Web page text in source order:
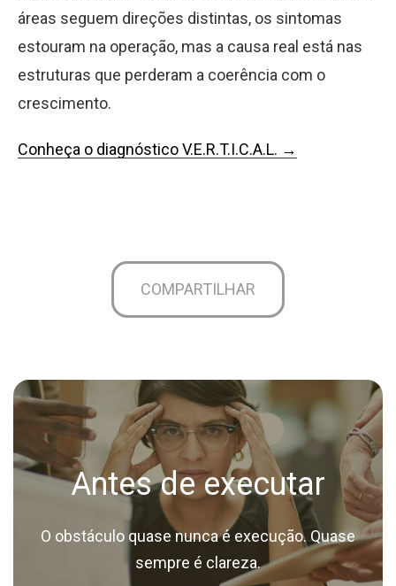
áreas seguem direções distintas, os sintomas
estouram na operação, mas a causa real está nas
estruturas que perderam a coerência com o
crescimento.
Conheça o diagnóstico V.E.R.T.I.C.A.L. →
COMPARTILHAR
Antes de executar
O obstáculo quase nunca é execução. Quase
sempre é clareza.